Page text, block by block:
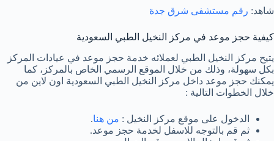
شاهد: رقم مستشفى شرق جدة
كيفية حجز موعد في مركز النخيل الطبي السعودية
يتيح مركز النخيل الطبي لعملائه خدمة حجز موعد في عيادات المركز
بكل سهولة، وذلك من خلال الموقع الرسمي الخاص بالمركز، كما
يمكنك حجز موعد داخل مركز النخيل الطبي السعودية اون لاين من
خلال الخطوات التالية :
الدخول على موقع مركز النخيل : من هنا.
ثم قم بالتوجه للاسفل لخدمة حجز موعد.